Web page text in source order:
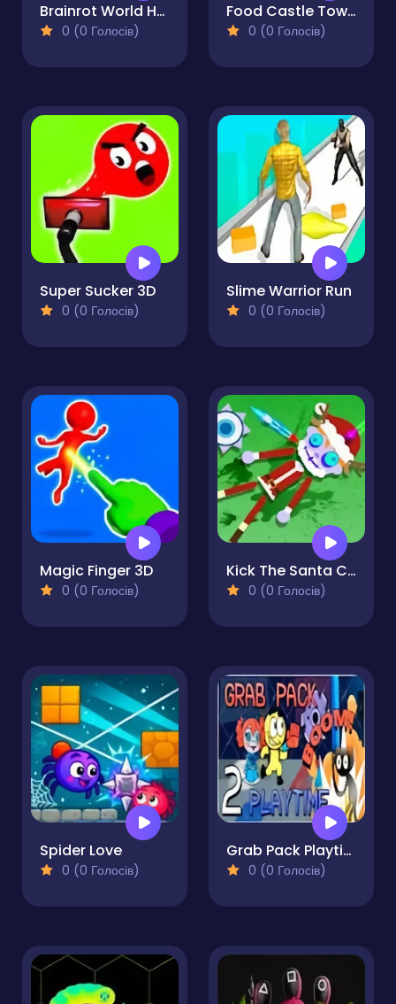
Brainrot World Hole.io
0 (0 Голосів)
Food Castle Tower Defense
0 (0 Голосів)
Super Sucker 3D
0 (0 Голосів)
Slime Warrior Run
0 (0 Голосів)
Magic Finger 3D
0 (0 Голосів)
Kick The Santa Christmas Buddy
0 (0 Голосів)
Spider Love
0 (0 Голосів)
Grab Pack Playtime 2 Pro
0 (0 Голосів)